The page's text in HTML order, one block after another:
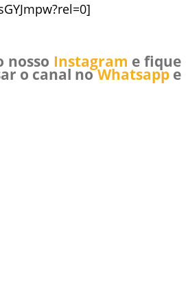
nosso Instagram e fique
o canal noWhatsappe